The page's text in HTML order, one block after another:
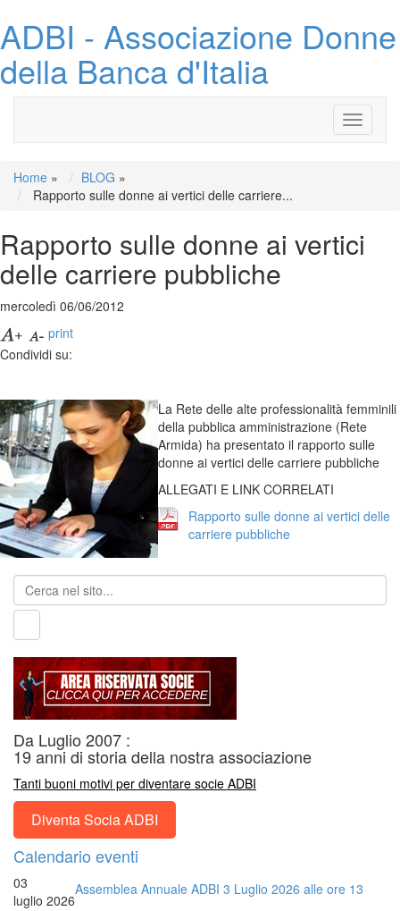
ADBI - Associazione Donne
della Banca d'Italia
Toggle
Home » BLOG »
Rapporto sulle donne ai vertici delle carriere...
Rapporto sulle donne ai vertici
delle carriere pubbliche
mercoledì 06/06/2012
print
Condividi su:
La Rete delle alte professionalità femminili
della pubblica amministrazione (Rete
Armida) ha presentato il rapporto sulle
donne ai vertici delle carriere pubbliche
ALLEGATI E LINK CORRELATI
Rapporto sulle donne ai vertici delle
carriere pubbliche
Da Luglio 2007 :
19 anni di storia della nostra associazione
Tanti buoni motivi per diventare socie ADBI
Diventa Socia ADBI
Calendario eventi
03
luglio 2026
Assemblea Annuale ADBI 3 Luglio 2026 alle ore 13